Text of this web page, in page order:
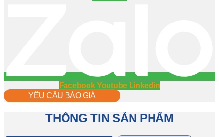
Facebook Youtube Linkedin
YÊU CẦU BÁO GIÁ
THÔNG TIN SẢN PHẨM